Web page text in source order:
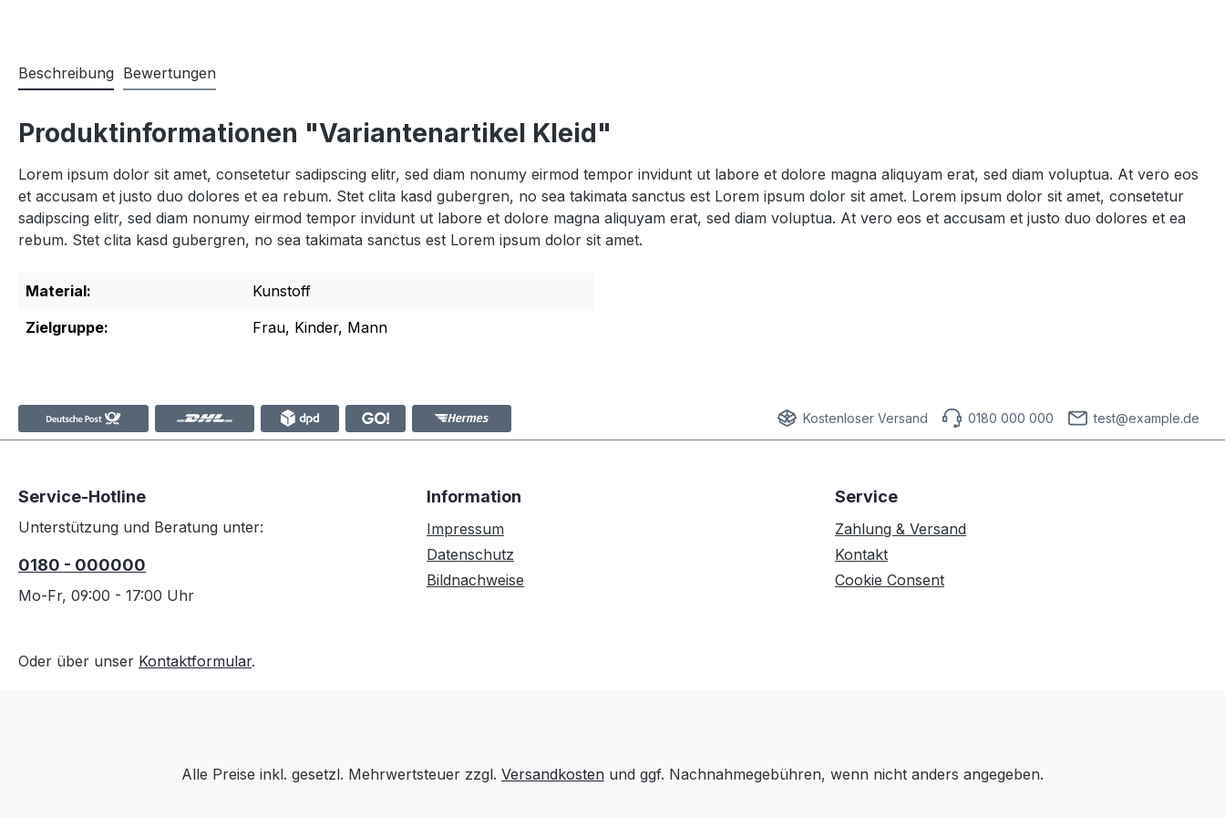
Beschreibung Bewertungen
Produktinformationen "Variantenartikel Kleid"
Lorem ipsum dolor sit amet, consetetur sadipscing elitr, sed diam nonumy eirmod tempor invidunt ut labore et dolore magna aliquyam erat, sed diam voluptua. At vero eos
et accusam et justo duo dolores et ea rebum. Stet clita kasd gubergren, no sea takimata sanctus est Lorem ipsum dolor sit amet. Lorem ipsum dolor sit amet, consetetur
sadipscing elitr, sed diam nonumy eirmod tempor invidunt ut labore et dolore magna aliquyam erat, sed diam voluptua. At vero eos et accusam et justo duo dolores et ea
rebum. Stet clita kasd gubergren, no sea takimata sanctus est Lorem ipsum dolor sit amet.
Material:
Kunstoff
Zielgruppe:
Frau, Kinder, Mann
Kostenloser Versand 0180 000 000 test@example.de
Service-Hotline
Unterstützung und Beratung unter:
0180 - 000000
Mo-Fr, 09:00 - 17:00 Uhr
Oder über unser Kontaktformular.
Information
Impressum
Datenschutz
Bildnachweise
Service
Zahlung & Versand
Kontakt
Cookie Consent
Alle Preise inkl. gesetzl. Mehrwertsteuer zzgl. Versandkosten und ggf. Nachnahmegebühren, wenn nicht anders angegeben.